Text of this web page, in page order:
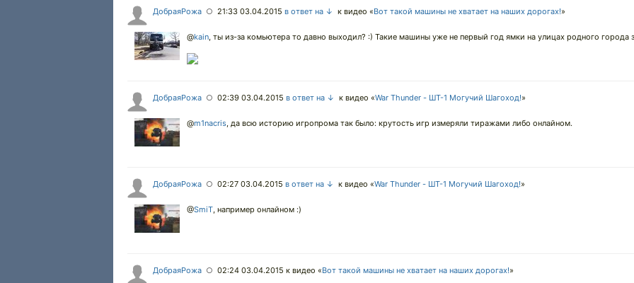
ДобраяРожа ○ 21:33 03.04.2015 в ответ на ↓ к видео «Вот такой машины не хватает на наших дорогах!»
@kain, ты из-за комьютера то давно выходил? :) Такие машины уже не первый год ямки на улицах родного города
ДобраяРожа ○ 02:39 03.04.2015 в ответ на ↓ к видео «War Thunder - ШТ-1 Могучий Шагоход!»
@m1nacris, да всю историю игропрома так было: крутость игр измеряли тиражами либо онлайном.
ДобраяРожа ○ 02:27 03.04.2015 в ответ на ↓ к видео «War Thunder - ШТ-1 Могучий Шагоход!»
@SmiT, например онлайном :)
ДобраяРожа ○ 02:24 03.04.2015 к видео «Вот такой машины не хватает на наших дорогах!»